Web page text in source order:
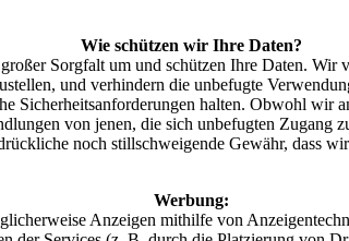
Wie schützen wir Ihre Daten?
Sorgfalt um und schützen Ihre Daten.
und verhindern die unbefugte
Sicherheitsanforderungen halten. Obwohl wir
von jenen, die sich unbefugten Zugang
noch stillschweigende Gewähr, dass
Werbung:
Anzeigen mithilfe von